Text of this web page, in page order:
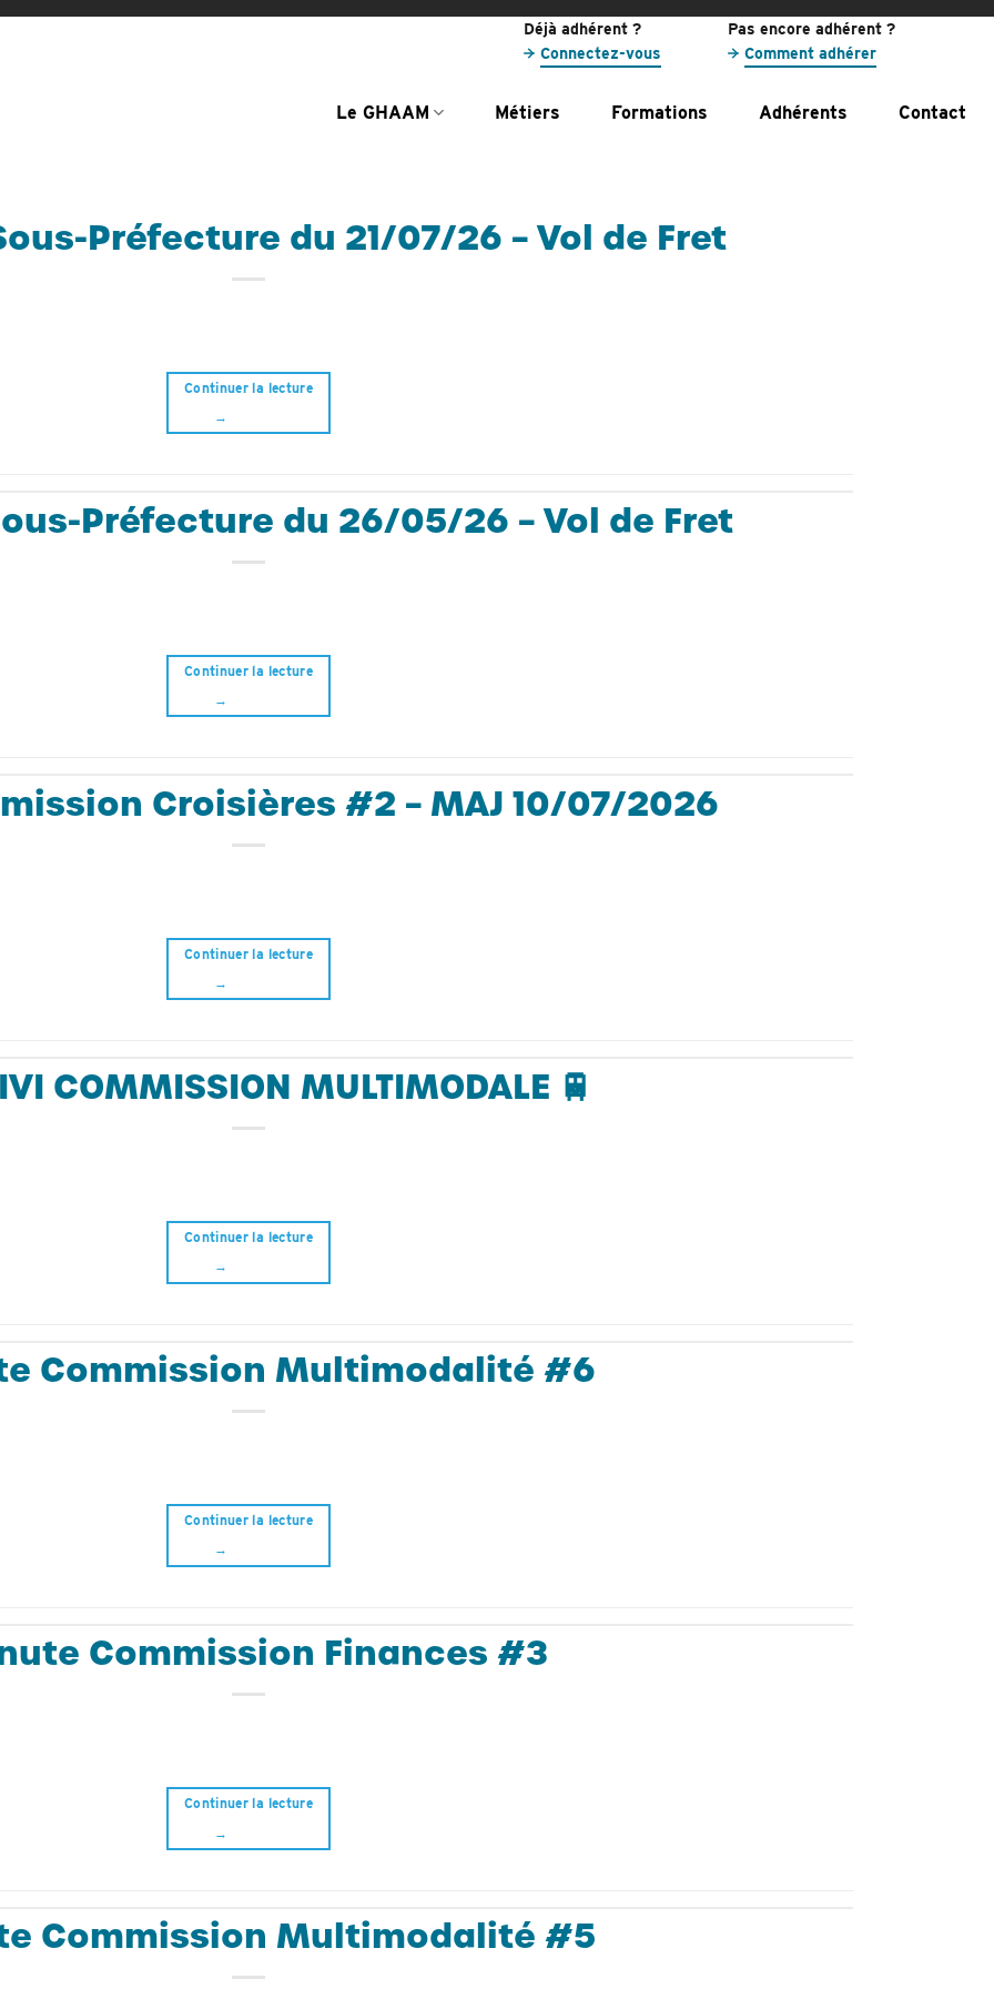
Déjà adhérent ?
Connectez-vous
Pas encore adhérent ?
Comment adhérer
Le GHAAM Métiers Formations Adhérents Contact
Préfecture du 21/07/26 – Vol de Fret
Continuer la lecture
→
Préfecture du 26/05/26 – Vol de Fret
Continuer la lecture
→
Croisières #2 – MAJ 10/07/2026
Continuer la lecture
→
COMMISSION MULTIMODALE 🚆
Continuer la lecture
→
Commission Multimodalité #6
Continuer la lecture
→
Commission Finances #3
Continuer la lecture
→
Commission Multimodalité #5